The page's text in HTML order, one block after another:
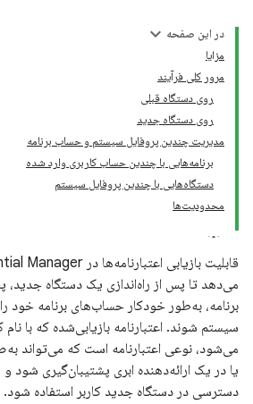
در این صفحه
مزایا
مرور کلی فرآیند
روی دستگاه قبلی
روی دستگاه جدید
مدیریت چندین پروفایل سیستم و حساب برنامه
برنامه‌هایی با چندین حساب کاربری وارد شده
دستگاه‌هایی با چندین پروفایل سیستم
محدودیت‌ها
می‌دهد تا پس از راه‌اندازی یک دستگاه جدید،
برنامه، به‌طور خودکار حساب‌های برنامه خود را
سیستم شوند. اعتبارنامه بازیابی‌شده که با نام
می‌شود، نوعی اعتبارنامه است که می‌تواند
یا در یک ارائه‌دهنده ابری پشتیبان‌گیری شود
دسترسی در دستگاه جدید کاربر استفاده شود.